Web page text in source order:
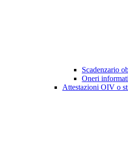
Scadenzario
Oneri
Attestazioni OIV o